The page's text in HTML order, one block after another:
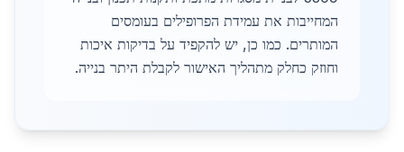
המחייבות את עמידת הפרופילים בעומסים
המותרים. כמו כן, יש להקפיד על בדיקות איכות
וחוזק כחלק מתהליך האישור לקבלת היתר בנייה.